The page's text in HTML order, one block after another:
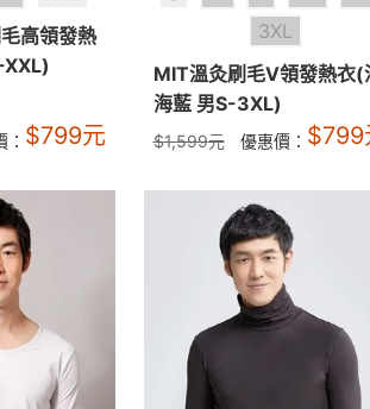
高領發熱
$799元
3XL
MIT溫灸刷毛V領發熱衣(
海藍 男S-3XL)
$1,599元 優惠價： $799